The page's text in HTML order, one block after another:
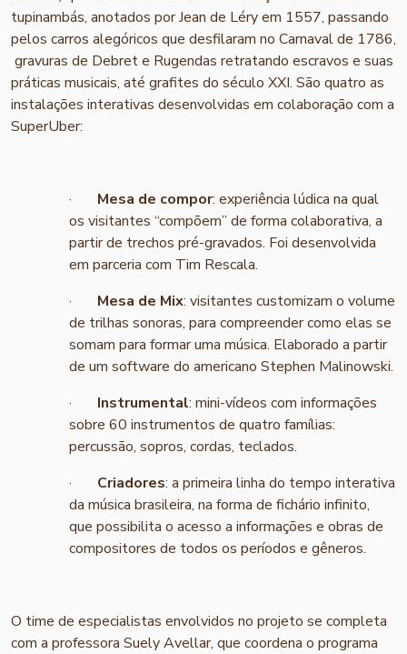
tupinambás, anotados por Jean de Léry em 1557, passando
pelos carros alegóricos que desfilaram no Carnaval de 1786,
gravuras de Debret e Rugendas retratando escravos e suas
práticas musicais, até grafites do século XXI. São quatro as
instalações interativas desenvolvidas em colaboração com a
SuperUber:
· Mesa de compor: experiência lúdica na qual
os visitantes “compõem” de forma colaborativa, a
partir de trechos pré-gravados. Foi desenvolvida
em parceria com Tim Rescala.
· Mesa de Mix: visitantes customizam o volume
de trilhas sonoras, para compreender como elas se
somam para formar uma música. Elaborado a partir
de um software do americano Stephen Malinowski.
· Instrumental: mini-vídeos com informações
sobre 60 instrumentos de quatro famílias:
percussão, sopros, cordas, teclados.
· Criadores: a primeira linha do tempo interativa
da música brasileira, na forma de fichário infinito,
que possibilita o acesso a informações e obras de
compositores de todos os períodos e gêneros.
O time de especialistas envolvidos no projeto se completa
com a professora Suely Avellar, que coordena o programa